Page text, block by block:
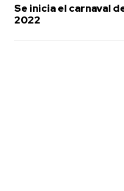
Se inicia el carnaval
2022